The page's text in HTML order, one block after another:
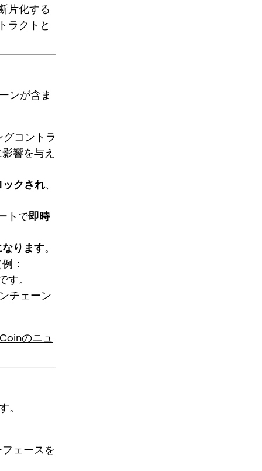
片化する
ラクトと
ンが含ま
コントラ
響を与え
クされ、
トで即時
ります。
：
す。
チェーン
のニュ
。
ェースを